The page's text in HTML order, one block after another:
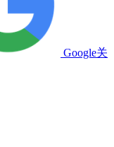
Google关